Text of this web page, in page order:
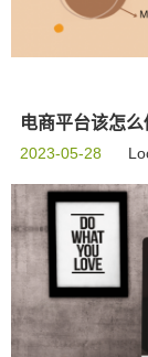
电商平台该怎
2023-05-28